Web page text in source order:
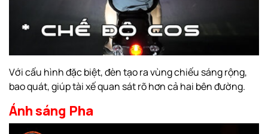
Với cấu hình đặc biệt, đèn tạo ra vùng chiếu sáng rộng,
bao quát, giúp tài xế quan sát rõ hơn cả hai bên đường.
Ánh sáng Pha